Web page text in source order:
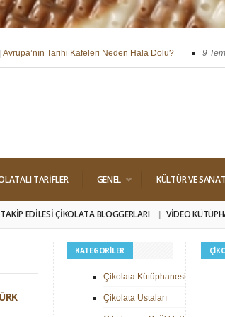
Tarihi Kafeleri Neden Hala Dolu? 9
|Dört Klasik Dolgu: Pralin, Ganaj, Krokant ve Trüf
TARIFLER GENEL KÜLTÜR VE SANAT
TAKIP EDILESI ÇIKOLATA BLOGGERLARI VIDEO
KATEGORILER
Çikolata Kütüphanesi
Çikolata Ustaları